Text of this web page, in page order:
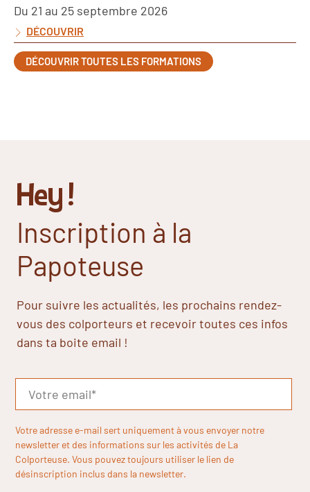
Du 21 au 25 septembre 2026
DÉCOUVRIR
DÉCOUVRIR TOUTES LES FORMATIONS
Hey !
Inscription à la
Papoteuse
Pour suivre les actualités, les prochains rendez-
vous des colporteurs et recevoir toutes ces infos
dans ta boite email !
Votre adresse e-mail sert uniquement à vous envoyer notre
newsletter et des informations sur les activités de La
Colporteuse. Vous pouvez toujours utiliser le lien de
désinscription inclus dans la newsletter.